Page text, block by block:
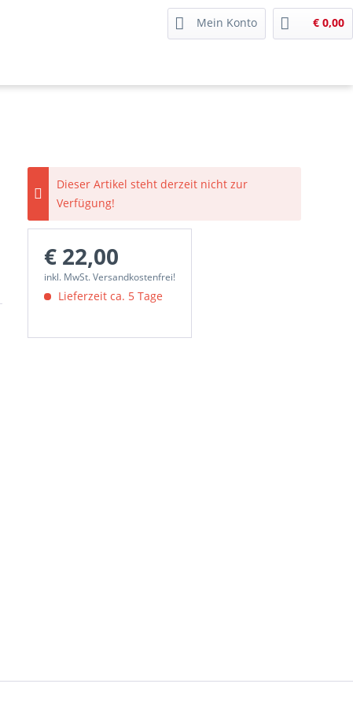
Mein Konto € 0,00
Dieser Artikel steht derzeit nicht zur
Verfügung!
€ 22,00
inkl. MwSt. Versandkostenfrei!
Lieferzeit ca. 5 Tage